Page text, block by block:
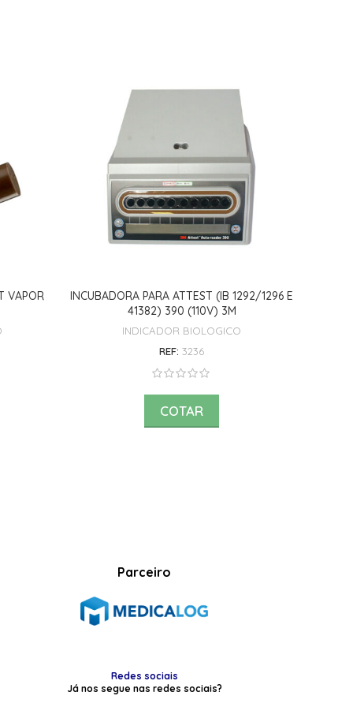
VAPOR
INCUBADORA PARA ATTEST (IB 1292/1296 E
41382) 390 (110V) 3M
INDICADOR BIOLOGICO
REF: 3236
COTAR
Parceiro
Redes sociais
Já nos segue nas redes sociais?